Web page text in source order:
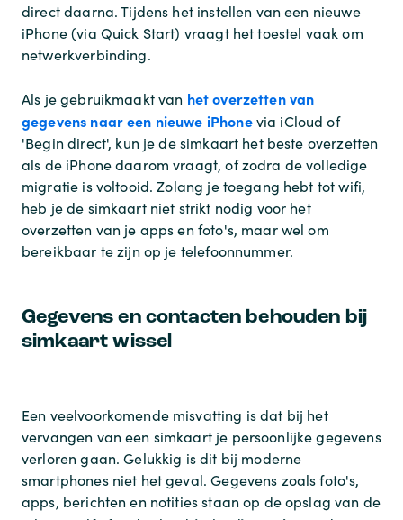
direct daarna. Tijdens het instellen van een nieuwe
iPhone (via Quick Start) vraagt het toestel vaak om
netwerkverbinding.
Als je gebruikmaakt van het overzetten van
gegevens naar een nieuwe iPhonevia iCloud of
'Begin direct', kun je de simkaart het beste overzetten
als de iPhone daarom vraagt, of zodra de volledige
migratie is voltooid. Zolang je toegang hebt tot wifi,
heb je de simkaart niet strikt nodig voor het
overzetten van je apps en foto's, maar wel om
bereikbaar te zijn op je telefoonnummer.
Gegevens en contacten behouden bij
simkaart wissel
Een veelvoorkomende misvatting is dat bij het
vervangen van een simkaart je persoonlijke gegevens
verloren gaan. Gelukkig is dit bij moderne
smartphones niet het geval. Gegevens zoals foto's,
apps, berichten en notities staan op de opslag van de